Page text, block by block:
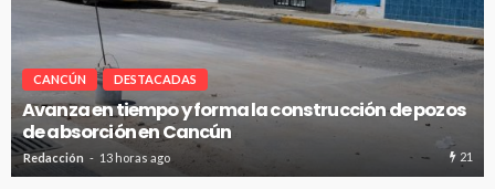
CANCÚN DESTACADAS
Avanza en tiempo y forma la construcción de pozos
de absorción en Cancún
Redacción 13 horas ago 21